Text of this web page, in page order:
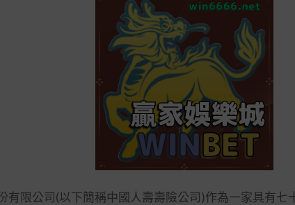
限公司(以下簡稱中國人壽壽險公司)作為一家具有七